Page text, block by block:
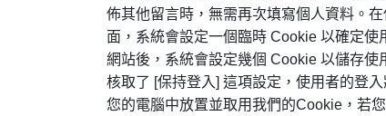
佈其他留言時，無需再次填寫個人資料。
面，系統會設定一個臨時 Cookie 以確定
網站後，系統會設定幾個 Cookie 以儲存
核取了 [保持登入] 這項設定，使用者的登
您的電腦中放置並取用我們的Cookie，若